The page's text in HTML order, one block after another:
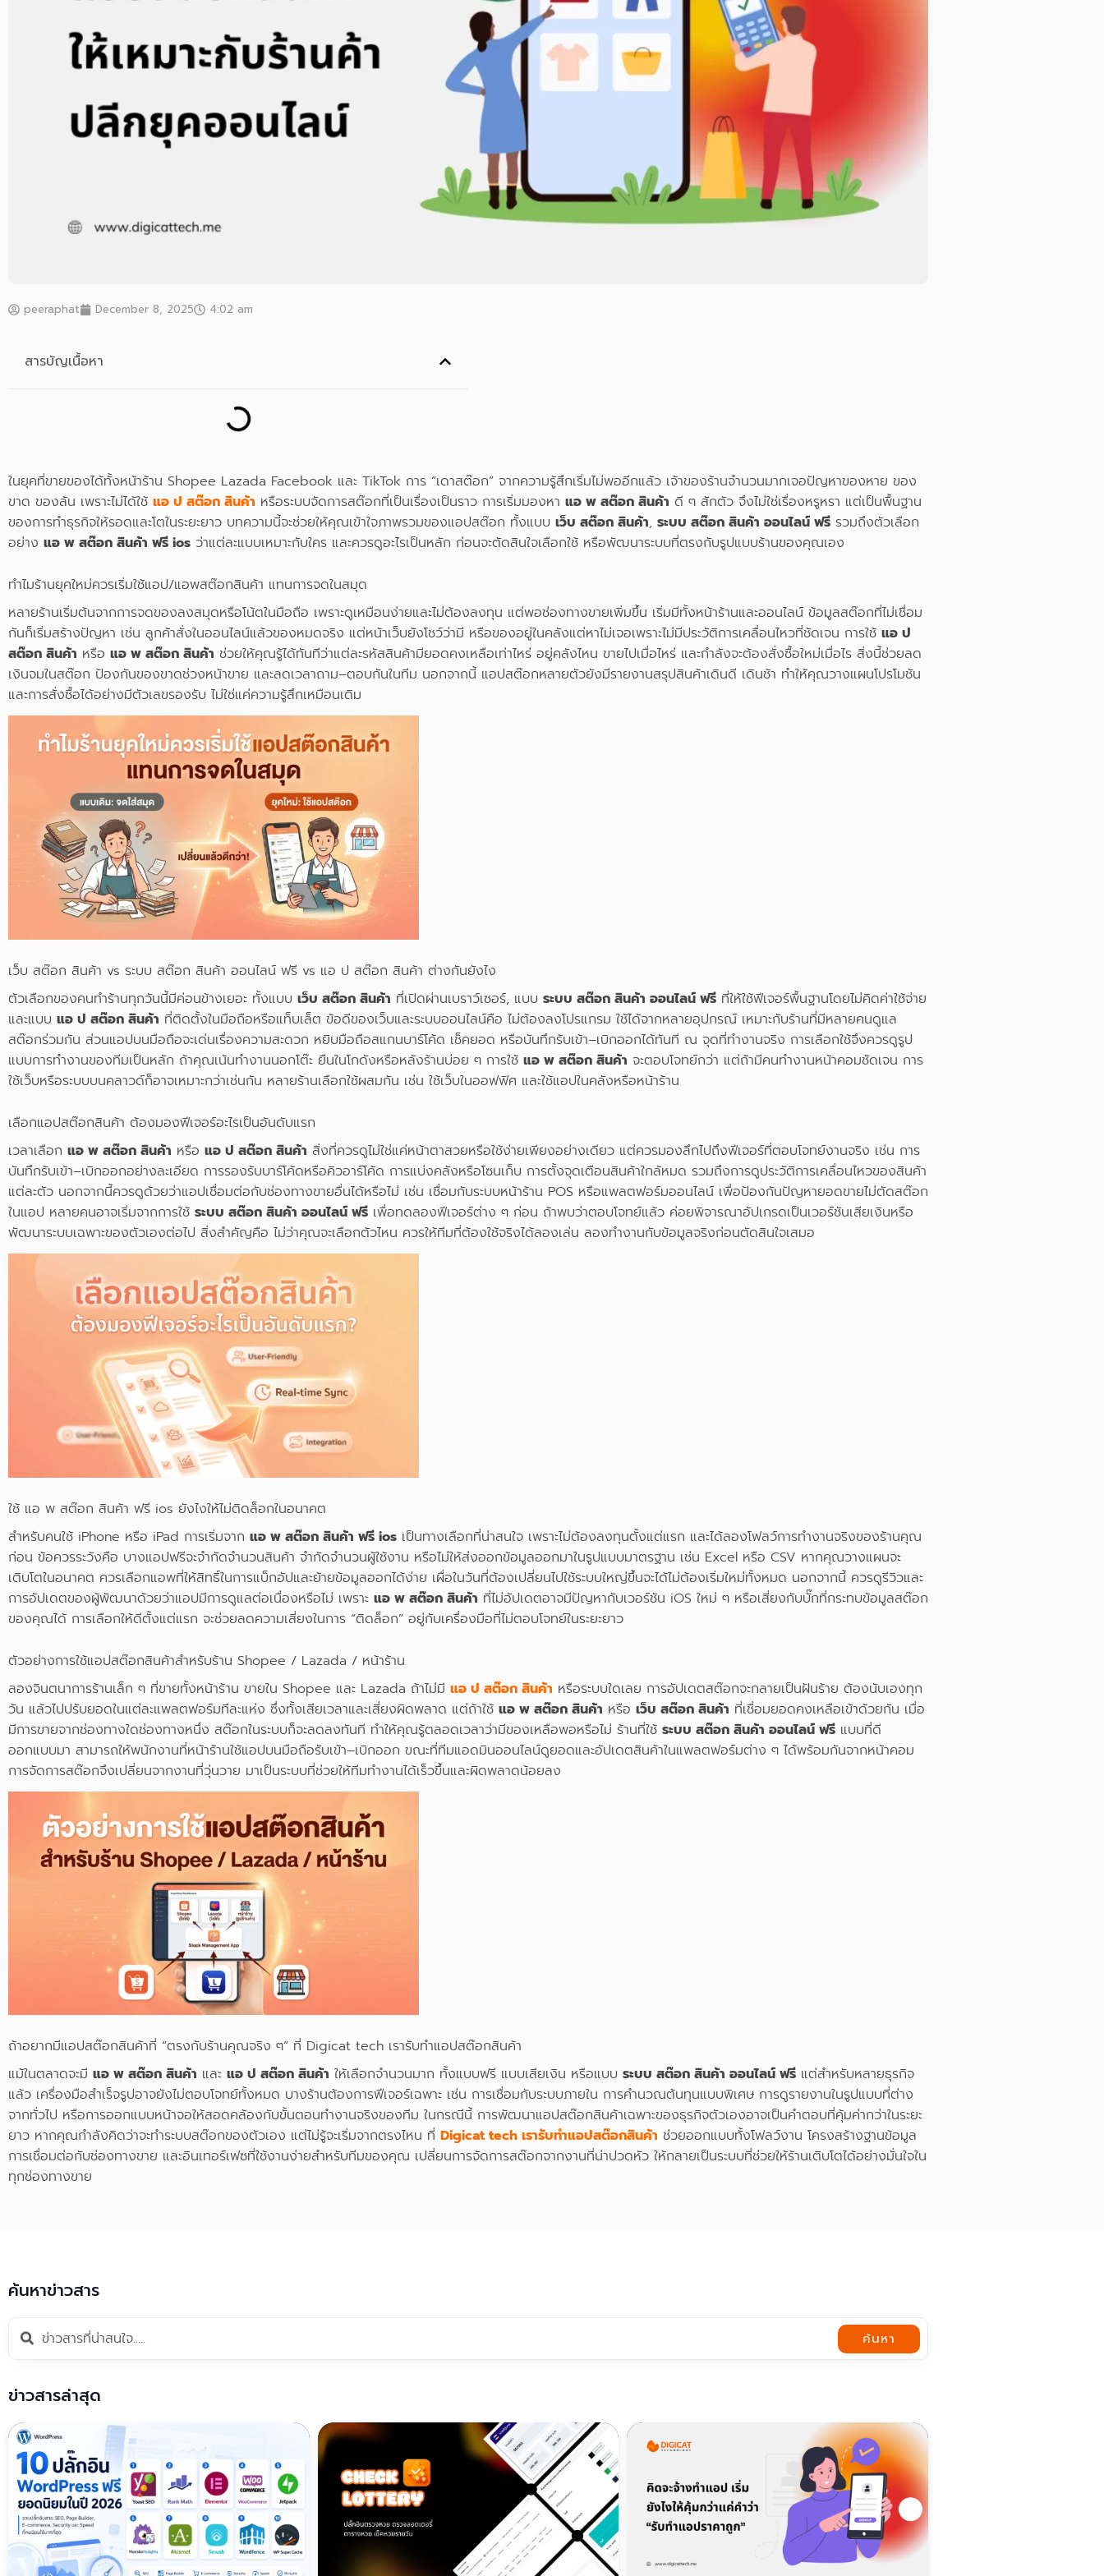
peeraphat December 8, 2025 4:02 am
สารบัญเนื้อหา
ในยุคที่ขายของได้ทั้งหน้าร้าน Shopee Lazada Facebook และ TikTok การ “เดาสต๊อก” จากความรู้สึกเริ่มไม่พออีกแล้ว เจ้าของร้านจำนวนมากเจอปัญหาของหาย ของ
ขาด ของล้น เพราะไม่ได้ใช้ แอ ป สต๊อก สินค้า หรือระบบจัดการสต๊อกที่เป็นเรื่องเป็นราว การเริ่มมองหา แอ พ สต๊อก สินค้า ดี ๆ สักตัว จึงไม่ใช่เรื่องหรูหรา แต่เป็นพื้นฐาน
ของการทำธุรกิจให้รอดและโตในระยะยาว บทความนี้จะช่วยให้คุณเข้าใจภาพรวมของแอปสต๊อก ทั้งแบบ เว็บ สต๊อก สินค้า, ระบบ สต๊อก สินค้า ออนไลน์ ฟรี รวมถึงตัวเลือก
อย่าง แอ พ สต๊อก สินค้า ฟรี ios ว่าแต่ละแบบเหมาะกับใคร และควรดูอะไรเป็นหลัก ก่อนจะตัดสินใจเลือกใช้ หรือพัฒนาระบบที่ตรงกับรูปแบบร้านของคุณเอง
ทำไมร้านยุคใหม่ควรเริ่มใช้แอป/แอพสต๊อกสินค้า แทนการจดในสมุด
หลายร้านเริ่มต้นจากการจดของลงสมุดหรือโน้ตในมือถือ เพราะดูเหมือนง่ายและไม่ต้องลงทุน แต่พอช่องทางขายเพิ่มขึ้น เริ่มมีทั้งหน้าร้านและออนไลน์ ข้อมูลสต๊อกที่ไม่เชื่อม
กันก็เริ่มสร้างปัญหา เช่น ลูกค้าสั่งในออนไลน์แล้วของหมดจริง แต่หน้าเว็บยังโชว์ว่ามี หรือของอยู่ในคลังแต่หาไม่เจอเพราะไม่มีประวัติการเคลื่อนไหวที่ชัดเจน การใช้ แอ ป
สต๊อก สินค้า หรือ แอ พ สต๊อก สินค้า ช่วยให้คุณรู้ได้ทันทีว่าแต่ละรหัสสินค้ามียอดคงเหลือเท่าไหร่ อยู่คลังไหน ขายไปเมื่อไหร่ และกำลังจะต้องสั่งซื้อใหม่เมื่อไร สิ่งนี้ช่วยลด
เงินจมในสต๊อก ป้องกันของขาดช่วงหน้าขาย และลดเวลาถาม–ตอบกันในทีม นอกจากนี้ แอปสต๊อกหลายตัวยังมีรายงานสรุปสินค้าเดินดี เดินช้า ทำให้คุณวางแผนโปรโมชัน
และการสั่งซื้อได้อย่างมีตัวเลขรองรับ ไม่ใช่แค่ความรู้สึกเหมือนเดิม
เว็บ สต๊อก สินค้า vs ระบบ สต๊อก สินค้า ออนไลน์ ฟรี vs แอ ป สต๊อก สินค้า ต่างกันยังไง
ตัวเลือกของคนทำร้านทุกวันนี้มีค่อนข้างเยอะ ทั้งแบบ เว็บ สต๊อก สินค้า ที่เปิดผ่านเบราว์เซอร์, แบบ ระบบ สต๊อก สินค้า ออนไลน์ ฟรี ที่ให้ใช้ฟีเจอร์พื้นฐานโดยไม่คิดค่าใช้จ่าย
และแบบ แอ ป สต๊อก สินค้า ที่ติดตั้งในมือถือหรือแท็บเล็ต ข้อดีของเว็บและระบบออนไลน์คือ ไม่ต้องลงโปรแกรม ใช้ได้จากหลายอุปกรณ์ เหมาะกับร้านที่มีหลายคนดูแล
สต๊อกร่วมกัน ส่วนแอปบนมือถือจะเด่นเรื่องความสะดวก หยิบมือถือสแกนบาร์โค้ด เช็คยอด หรือบันทึกรับเข้า–เบิกออกได้ทันที ณ จุดที่ทำงานจริง การเลือกใช้จึงควรดูรูป
แบบการทำงานของทีมเป็นหลัก ถ้าคุณเน้นทำงานนอกโต๊ะ ยืนในโกดังหรือหลังร้านบ่อย ๆ การใช้ แอ พ สต๊อก สินค้า จะตอบโจทย์กว่า แต่ถ้ามีคนทำงานหน้าคอมชัดเจน การ
ใช้เว็บหรือระบบบนคลาวด์ก็อาจเหมาะกว่าเช่นกัน หลายร้านเลือกใช้ผสมกัน เช่น ใช้เว็บในออฟฟิศ และใช้แอปในคลังหรือหน้าร้าน
เลือกแอปสต๊อกสินค้า ต้องมองฟีเจอร์อะไรเป็นอันดับแรก
เวลาเลือก แอ พ สต๊อก สินค้า หรือ แอ ป สต๊อก สินค้า สิ่งที่ควรดูไม่ใช่แค่หน้าตาสวยหรือใช้ง่ายเพียงอย่างเดียว แต่ควรมองลึกไปถึงฟีเจอร์ที่ตอบโจทย์งานจริง เช่น การ
บันทึกรับเข้า–เบิกออกอย่างละเอียด การรองรับบาร์โค้ดหรือคิวอาร์โค้ด การแบ่งคลังหรือโซนเก็บ การตั้งจุดเตือนสินค้าใกล้หมด รวมถึงการดูประวัติการเคลื่อนไหวของสินค้า
แต่ละตัว นอกจากนี้ควรดูด้วยว่าแอปเชื่อมต่อกับช่องทางขายอื่นได้หรือไม่ เช่น เชื่อมกับระบบหน้าร้าน POS หรือแพลตฟอร์มออนไลน์ เพื่อป้องกันปัญหายอดขายไม่ตัดสต๊อก
ในแอป หลายคนอาจเริ่มจากการใช้ ระบบ สต๊อก สินค้า ออนไลน์ ฟรี เพื่อทดลองฟีเจอร์ต่าง ๆ ก่อน ถ้าพบว่าตอบโจทย์แล้ว ค่อยพิจารณาอัปเกรดเป็นเวอร์ชันเสียเงินหรือ
พัฒนาระบบเฉพาะของตัวเองต่อไป สิ่งสำคัญคือ ไม่ว่าคุณจะเลือกตัวไหน ควรให้ทีมที่ต้องใช้จริงได้ลองเล่น ลองทำงานกับข้อมูลจริงก่อนตัดสินใจเสมอ
ใช้ แอ พ สต๊อก สินค้า ฟรี ios ยังไงให้ไม่ติดล็อกในอนาคต
สำหรับคนใช้ iPhone หรือ iPad การเริ่มจาก แอ พ สต๊อก สินค้า ฟรี ios เป็นทางเลือกที่น่าสนใจ เพราะไม่ต้องลงทุนตั้งแต่แรก และได้ลองโฟลว์การทำงานจริงของร้านคุณ
ก่อน ข้อควรระวังคือ บางแอปฟรีจะจำกัดจำนวนสินค้า จำกัดจำนวนผู้ใช้งาน หรือไม่ให้ส่งออกข้อมูลออกมาในรูปแบบมาตรฐาน เช่น Excel หรือ CSV หากคุณวางแผนจะ
เติบโตในอนาคต ควรเลือกแอพที่ให้สิทธิ์ในการแบ็กอัปและย้ายข้อมูลออกได้ง่าย เผื่อในวันที่ต้องเปลี่ยนไปใช้ระบบใหญ่ขึ้นจะได้ไม่ต้องเริ่มใหม่ทั้งหมด นอกจากนี้ ควรดูรีวิวและ
การอัปเดตของผู้พัฒนาด้วยว่าแอปมีการดูแลต่อเนื่องหรือไม่ เพราะ แอ พ สต๊อก สินค้า ที่ไม่อัปเดตอาจมีปัญหากับเวอร์ชัน iOS ใหม่ ๆ หรือเสี่ยงกับบั๊กที่กระทบข้อมูลสต๊อก
ของคุณได้ การเลือกให้ดีตั้งแต่แรก จะช่วยลดความเสี่ยงในการ “ติดล็อก” อยู่กับเครื่องมือที่ไม่ตอบโจทย์ในระยะยาว
ตัวอย่างการใช้แอปสต๊อกสินค้าสำหรับร้าน Shopee / Lazada / หน้าร้าน
ลองจินตนาการร้านเล็ก ๆ ที่ขายทั้งหน้าร้าน ขายใน Shopee และ Lazada ถ้าไม่มี แอ ป สต๊อก สินค้า หรือระบบใดเลย การอัปเดตสต๊อกจะกลายเป็นฝันร้าย ต้องนับเองทุก
วัน แล้วไปปรับยอดในแต่ละแพลตฟอร์มทีละแห่ง ซึ่งทั้งเสียเวลาและเสี่ยงผิดพลาด แต่ถ้าใช้ แอ พ สต๊อก สินค้า หรือ เว็บ สต๊อก สินค้า ที่เชื่อมยอดคงเหลือเข้าด้วยกัน เมื่อ
มีการขายจากช่องทางใดช่องทางหนึ่ง สต๊อกในระบบก็จะลดลงทันที ทำให้คุณรู้ตลอดเวลาว่ามีของเหลือพอหรือไม่ ร้านที่ใช้ ระบบ สต๊อก สินค้า ออนไลน์ ฟรี แบบที่ดี
ออกแบบมา สามารถให้พนักงานที่หน้าร้านใช้แอปบนมือถือรับเข้า–เบิกออก ขณะที่ทีมแอดมินออนไลน์ดูยอดและอัปเดตสินค้าในแพลตฟอร์มต่าง ๆ ได้พร้อมกันจากหน้าคอม
การจัดการสต๊อกจึงเปลี่ยนจากงานที่วุ่นวาย มาเป็นระบบที่ช่วยให้ทีมทำงานได้เร็วขึ้นและผิดพลาดน้อยลง
ถ้าอยากมีแอปสต๊อกสินค้าที่ “ตรงกับร้านคุณจริง ๆ” ที่ Digicat tech เรารับทำแอปสต๊อกสินค้า
แม้ในตลาดจะมี แอ พ สต๊อก สินค้า และ แอ ป สต๊อก สินค้า ให้เลือกจำนวนมาก ทั้งแบบฟรี แบบเสียเงิน หรือแบบ ระบบ สต๊อก สินค้า ออนไลน์ ฟรี แต่สำหรับหลายธุรกิจ
แล้ว เครื่องมือสำเร็จรูปอาจยังไม่ตอบโจทย์ทั้งหมด บางร้านต้องการฟีเจอร์เฉพาะ เช่น การเชื่อมกับระบบภายใน การคำนวณต้นทุนแบบพิเศษ การดูรายงานในรูปแบบที่ต่าง
จากทั่วไป หรือการออกแบบหน้าจอให้สอดคล้องกับขั้นตอนทำงานจริงของทีม ในกรณีนี้ การพัฒนาแอปสต๊อกสินค้าเฉพาะของธุรกิจตัวเองอาจเป็นคำตอบที่คุ้มค่ากว่าในระยะ
ยาว หากคุณกำลังคิดว่าจะทำระบบสต๊อกของตัวเอง แต่ไม่รู้จะเริ่มจากตรงไหน ที่ Digicat tech เรารับทำแอปสต๊อกสินค้า ช่วยออกแบบทั้งโฟลว์งาน โครงสร้างฐานข้อมูล
การเชื่อมต่อกับช่องทางขาย และอินเทอร์เฟซที่ใช้งานง่ายสำหรับทีมของคุณ เปลี่ยนการจัดการสต๊อกจากงานที่น่าปวดหัว ให้กลายเป็นระบบที่ช่วยให้ร้านเติบโตได้อย่างมั่นใจใน
ทุกช่องทางขาย
ค้นหาข่าวสาร
ค้นหา
ข่าวสารล่าสุด